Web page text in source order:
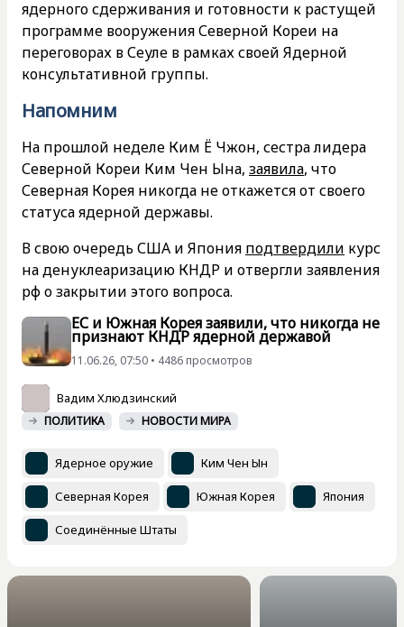
ядерного сдерживания и готовности к растущей
программе вооружения Северной Кореи на
переговорах в Сеуле в рамках своей Ядерной
консультативной группы.
Напомним
На прошлой неделе Ким Ё Чжон, сестра лидера
Северной Кореи Ким Чен Ына, заявила, что
Северная Корея никогда не откажется от своего
статуса ядерной державы.
В свою очередь США и Япония подтвердили курс
на денуклеаризацию КНДР и отвергли заявления
рф о закрытии этого вопроса.
ЕС и Южная Корея заявили, что никогда не
признают КНДР ядерной державой
11.06.26, 07:50 • 4486 просмотров
Вадим Хлюдзинский
ПОЛИТИКА НОВОСТИ МИРА
Ядерное оружие Ким Чен Ын
Северная Корея Южная Корея Япония
Соединённые Штаты